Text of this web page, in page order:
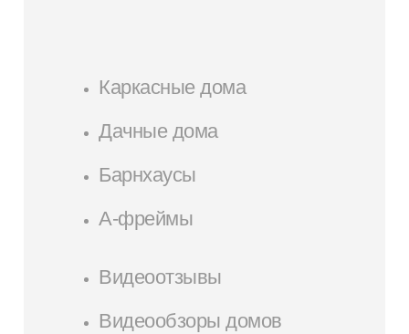
Каркасные дома
Дачные дома
Барнхаусы
А-фреймы
Видеоотзывы
Видеообзоры домов